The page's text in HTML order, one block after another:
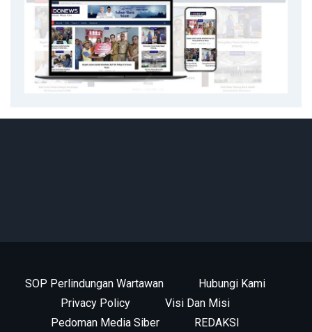
SOP Perlindungan Wartawan
Hubungi Kami
Privacy Policy
Visi Dan Misi
Pedoman Media Siber
REDAKSI